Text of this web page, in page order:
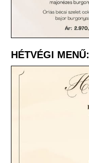
HÉTVÉGI MENŰ: